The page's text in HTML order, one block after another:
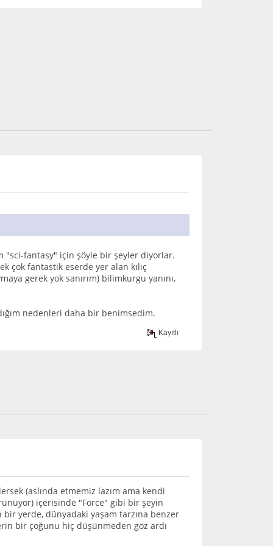
"sci-fantasy" için şöyle bir şeyler diyorlar.
çok fantastik eserde yer alan kılıç
gerek yok sanırım) bilimkurgu yanını,
nedenleri daha bir benimsedim.
Kayıtlı
(aslında etmemiz lazım ama kendi
içerisinde "Force" gibi bir şeyin
yerde, dünyadaki yaşam tarzına benzer
bir çoğunu hiç düşünmeden göz ardı